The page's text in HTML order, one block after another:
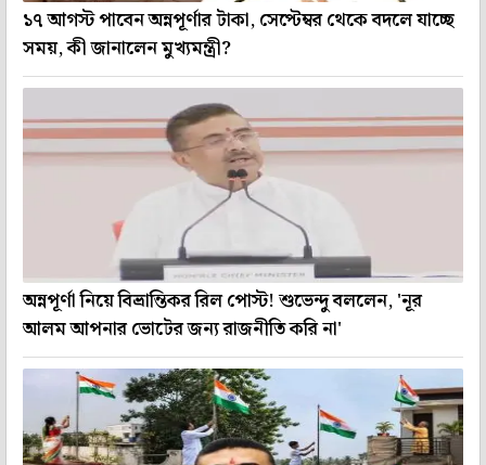
১৭ আগস্ট পাবেন অন্নপূর্ণার টাকা, সেপ্টেম্বর থেকে বদলে যাচ্ছে
সময়, কী জানালেন মুখ্যমন্ত্রী?
অন্নপূর্ণা নিয়ে বিভ্রান্তিকর রিল পোস্ট! শুভেন্দু বললেন, 'নূর
আলম আপনার ভোটের জন্য রাজনীতি করি না'